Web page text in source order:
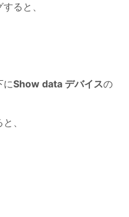
ると、
にShow data デバイスの
、